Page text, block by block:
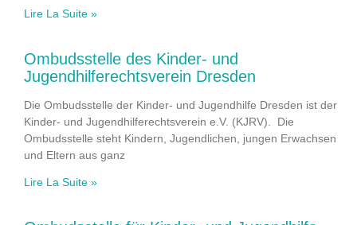
Lire La Suite »
Ombudsstelle des Kinder- und
Jugendhilferechtsverein Dresden
Die Ombudsstelle der Kinder- und Jugendhilfe Dresden ist der
Kinder- und Jugendhilferechtsverein e.V. (KJRV). Die
Ombudsstelle steht Kindern, Jugendlichen, jungen Erwachsen
und Eltern aus ganz
Lire La Suite »